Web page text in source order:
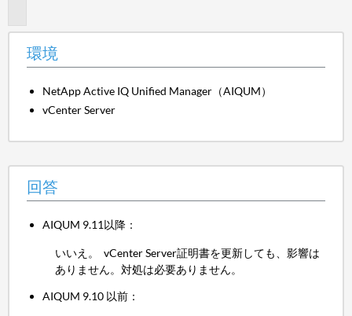
環境
NetApp Active IQ Unified Manager（AIQUM）
vCenter Server
回答
AIQUM 9.11以降：
いいえ。 vCenter Server証明書を更新しても、影響は
ありません。対処は必要ありません。
AIQUM 9.10 以前：